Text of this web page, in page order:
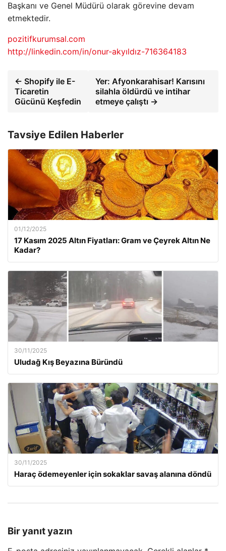
Başkanı ve Genel Müdürü olarak görevine devam
etmektedir.
pozitifkurumsal.com
http://linkedin.com/in/onur-akyıldız-716364183
← Shopify ile E-
Ticaretin
Gücünü Keşfedin
Yer: Afyonkarahisar! Karısını
silahla öldürdü ve intihar
etmeye çalıştı →
Tavsiye Edilen Haberler
01/12/2025
17 Kasım 2025 Altın Fiyatları: Gram ve Çeyrek Altın Ne
Kadar?
30/11/2025
Uludağ Kış Beyazına Büründü
30/11/2025
Haraç ödemeyenler için sokaklar savaş alanına döndü
Bir yanıt yazın